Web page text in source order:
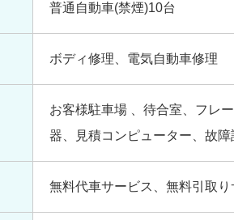
普通自動車(禁煙)10台
ボディ修理、電気自動車修理
お客様駐車場 、待合室、フレ
器、見積コンピューター、故
無料代車サービス、無料引取